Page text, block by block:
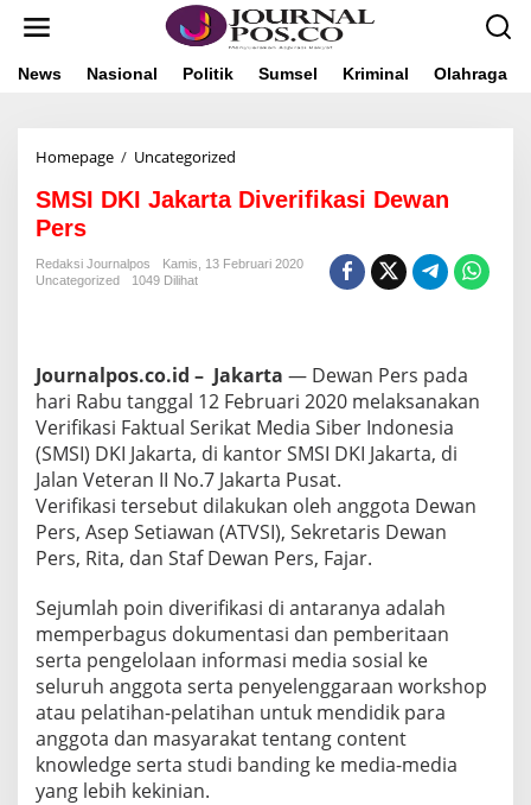
News Nasional Politik Sumsel Kriminal Olahraga
Homepage / Uncategorized
S
K
a
t
a
D
i
v
e
r
i
i
k
a
s
D
e
w
a
SMSI DKI Jakarta Diverifikasi Dewan
Pers
Redaksi Journalpos
Kamis, 13 Februari 2020
Uncategorized
1049 Dilihat
Journalpos.co.id – Jakarta — Dewan Pers pada
hari Rabu tanggal 12 Februari 2020 melaksanakan
Verifikasi Faktual Serikat Media Siber Indonesia
(SMSI) DKI Jakarta, di kantor SMSI DKI Jakarta, di
Jalan Veteran II No.7 Jakarta Pusat.
Verifikasi tersebut dilakukan oleh anggota Dewan
Pers, Asep Setiawan (ATVSI), Sekretaris Dewan
Pers, Rita, dan Staf Dewan Pers, Fajar.
Sejumlah poin diverifikasi di antaranya adalah
memperbagus dokumentasi dan pemberitaan
serta pengelolaan informasi media sosial ke
seluruh anggota serta penyelenggaraan workshop
atau pelatihan-pelatihan untuk mendidik para
anggota dan masyarakat tentang content
knowledge serta studi banding ke media-media
yang lebih kekinian.